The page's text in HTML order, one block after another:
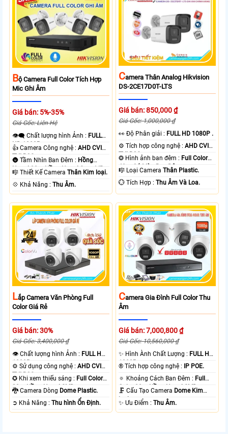
BỘ Camera Full Color Tích Hợp
Mic Ghi Âm
Giá bán: 5%-35%
Giá Gốc: Liên Hệ
👁️‍🗨 Chất lượng hình Ảnh : FULL
HD 1080P .
👍 Camera Công nghệ :AHD CVI
TVI BCS.
🌚 Tầm Nhìn Ban Đêm : Hồng
Ngoại 30m Hồng Ngoại Smart IR.
🎼️ Thiết Kế CameraThân Kim loại.
️💠 Khả Năng :Thu Âm.
CAmera Thân Analog Hikvision
DS-2CE17D0T-LTS
Giá bán: 850,000 ₫
Giá Gốc: 1,000,000 ₫
️👀 Độ Phân giải : FULL HD 1080P .
⚙ Tích hợp công nghệ :AHD CVI
TVI BCS.
❂ Hình ảnh ban đêm : Full Color
40m Có Màu Ban Ðêm.
🎼️ Loại CameraThân Plastic.
️💮 Tích Hợp :Thu Âm Và Loa.
LẮp Camera Văn Phòng Full
Color Giá Rẻ
Giá bán: 30%
Giá Gốc: 3,400,000 ₫
👁 Chất lượng hình Ảnh : FULL HD
1080P .
⚙ Sử dụng công nghệ :AHD CVI
TVI BCS.
✪ Khi xem thiếu sáng : Full Color
20m Hồng Ngoại SMD.
🐉️ Camera Dòng Dome Plastic.
️➲ Khả Năng :Thu hình Ổn Định.
CAmera Gia Đình Full Color Thu
Âm
Giá bán: 7,000,800 ₫
Giá Gốc: 10,560,000 ₫
✨ Hình Ành Chất Lượng : FULL HD
1080P .
®️ Tích hợp công nghệ : IP POE.
🔅 Khoảng Cách Ban Đêm : Full
Color 30m Hồng Ngoại SMD.
🗜️ Cấu Tạo Camera Dome Kim
loại.
️✨ Ưu Điểm :Thu Âm.